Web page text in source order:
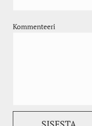
Kommenteeri